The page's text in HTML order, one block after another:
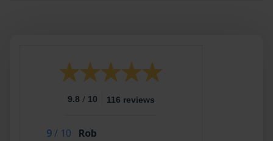
9.8 / 10 116 reviews
9/ 10
Rob